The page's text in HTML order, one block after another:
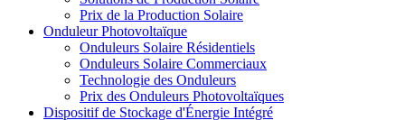
Prix de la Production Solaire
Onduleur Photovoltaïque
Onduleurs Solaire Résidentiels
Onduleurs Solaire Commerciaux
Technologie des Onduleurs
Prix des Onduleurs Photovoltaïques
Dispositif de Stockage d'Énergie Intégré